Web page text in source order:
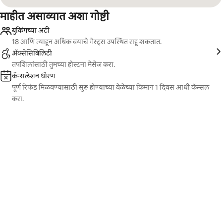
माहीत असाव्यात अशा गोष्टी
बुकिंगच्या अटी
18 आणि त्याहून अधिक वयाचे गेस्ट्स उपस्थित राहू शकतात.
ॲक्सेसिबिलिटी
तपशिलांसाठी तुमच्या होस्टना मेसेज करा.
कॅन्सलेशन धोरण
पूर्ण रिफंड मिळवण्यासाठी सुरू होण्याच्या वेळेच्या किमान 1 दिवस आधी कॅन्सल
करा.